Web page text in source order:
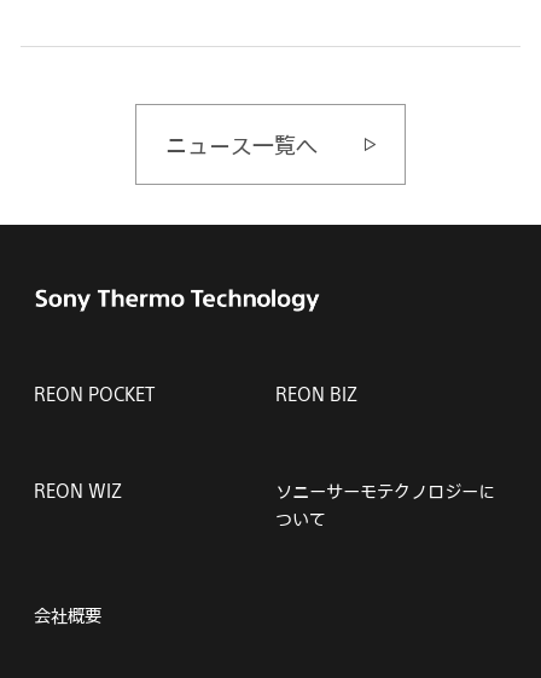
ニュース一覧へ
REON POCKET REON BIZ
REON WIZ
ソニーサーモテクノロジーに
ついて
会社概要